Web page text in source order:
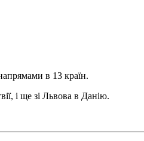
в 13 країн.
і ще зі Львова в Данію.